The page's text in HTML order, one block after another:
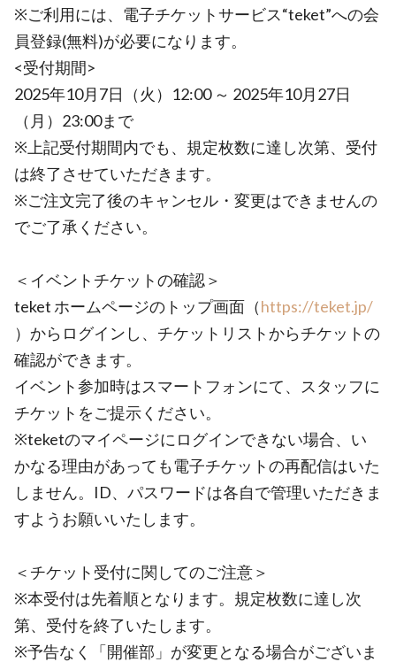
※ご利用には、電子チケットサービス“teket”への会
員登録(無料)が必要になります。
<受付期間>
2025年10月7日（火）12:00 ～ 2025年10月27日
（月）23:00まで
※上記受付期間内でも、規定枚数に達し次第、受付
は終了させていただきます。
※ご注文完了後のキャンセル・変更はできませんの
でご了承ください。
＜イベントチケットの確認＞
teket ホームページのトップ画面（https://teket.jp/
）からログインし、チケットリストからチケットの
確認ができます。
イベント参加時はスマートフォンにて、スタッフに
チケットをご提示ください。
※teketのマイページにログインできない場合、い
かなる理由があっても電子チケットの再配信はいた
しません。ID、パスワードは各自で管理いただきま
すようお願いいたします。
＜チケット受付に関してのご注意＞
※本受付は先着順となります。規定枚数に達し次
第、受付を終了いたします。
※予告なく「開催部」が変更となる場合がございま